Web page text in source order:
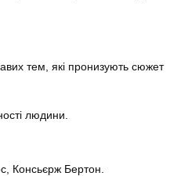
тем, які пронизують сюжет
людини.
Консьєрж Бертон.